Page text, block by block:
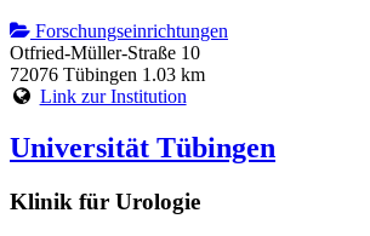
Forschungseinrichtungen
Otfried-Müller-Straße 10
72076 Tübingen 1.03 km
Link zur Institution
Universität Tübingen
Klinik für Urologie